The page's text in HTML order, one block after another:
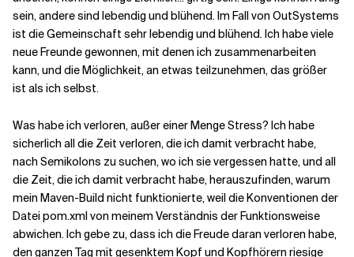
sein, andere sind lebendig und blühend. Im Fall von OutSystems
ist die Gemeinschaft sehr lebendig und blühend. Ich habe viele
neue Freunde gewonnen, mit denen ich zusammenarbeiten
kann, und die Möglichkeit, an etwas teilzunehmen, das größer
ist als ich selbst.
Was habe ich verloren, außer einer Menge Stress? Ich habe
sicherlich all die Zeit verloren, die ich damit verbracht habe,
nach Semikolons zu suchen, wo ich sie vergessen hatte, und all
die Zeit, die ich damit verbracht habe, herauszufinden, warum
mein Maven-Build nicht funktionierte, weil die Konventionen der
Datei pom.xml von meinem Verständnis der Funktionsweise
abwichen. Ich gebe zu, dass ich die Freude daran verloren habe,
den ganzen Tag mit gesenktem Kopf und Kopfhörern riesige